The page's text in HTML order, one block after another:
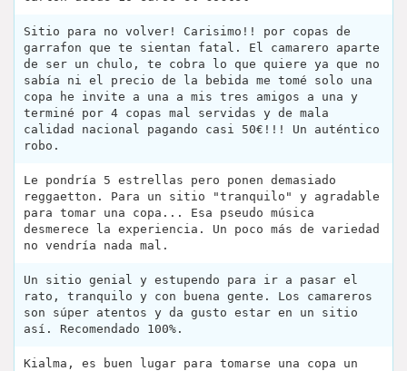
Sitio para no volver! Carisimo!! por copas de
garrafon que te sientan fatal. El camarero aparte
de ser un chulo, te cobra lo que quiere ya que no
sabía ni el precio de la bebida me tomé solo una
copa he invite a una a mis tres amigos a una y
terminé por 4 copas mal servidas y de mala
calidad nacional pagando casi 50€!!! Un auténtico
robo.
Le pondría 5 estrellas pero ponen demasiado
reggaetton. Para un sitio "tranquilo" y agradable
para tomar una copa... Esa pseudo música
desmerece la experiencia. Un poco más de variedad
no vendría nada mal.
Un sitio genial y estupendo para ir a pasar el
rato, tranquilo y con buena gente. Los camareros
son súper atentos y da gusto estar en un sitio
así. Recomendado 100%.
Kialma, es buen lugar para tomarse una copa un